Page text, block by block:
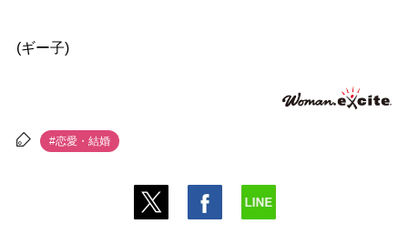
(ギー子)
#恋愛・結婚